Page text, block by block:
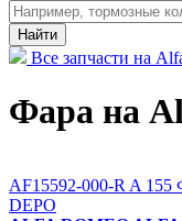
Найти
Все запчасти на
Фара на
AF15592-000-R A
DEPO